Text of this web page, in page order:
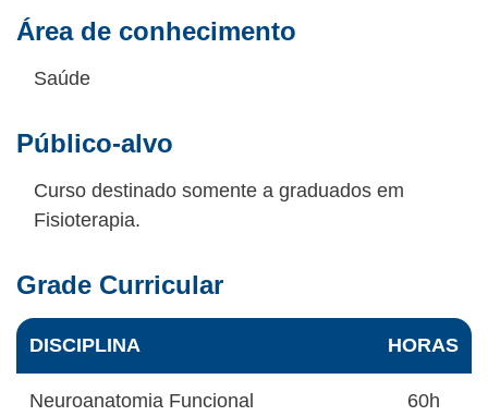
Área de conhecimento
Saúde
Público-alvo
Curso destinado somente a graduados em
Fisioterapia.
Grade Curricular
DISCIPLINA HORAS
Neuroanatomia Funcional 60h